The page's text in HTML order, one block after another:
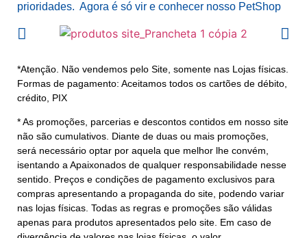
prioridades. Agora é só vir e conhecer nosso PetShop
*Atenção. Não vendemos pelo Site, somente nas Lojas físicas.
Formas de pagamento: Aceitamos todos os cartões de débito,
crédito, PIX
* As promoções, parcerias e descontos contidos em nosso site
não são cumulativos. Diante de duas ou mais promoções,
será necessário optar por aquela que melhor lhe convém,
isentando a Apaixonados de qualquer responsabilidade nesse
sentido. Preços e condições de pagamento exclusivos para
compras apresentando a propaganda do site, podendo variar
nas lojas físicas. Todas as regras e promoções são válidas
apenas para produtos apresentados pelo site. Em caso de